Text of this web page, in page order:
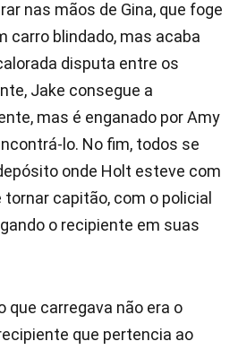
nas mãos de Gina, que foge
carro blindado, mas acaba
disputa entre os
Jake consegue a
mas é enganado por Amy
lo. No fim, todos se
onde Holt esteve com
tornar capitão, com o policial
o recipiente em suas
que carregava não era o
que pertencia ao